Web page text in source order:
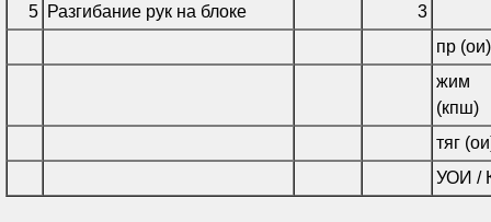
5 Разгибание рук на блоке
3
пр
жим
(кпш)
тяг
УОИ /